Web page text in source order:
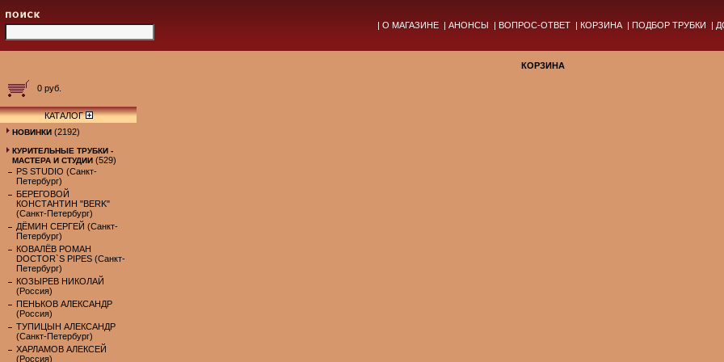
| О МАГАЗИНЕ | АНОНСЫ | ВОПРОС-ОТВЕТ | КОРЗИНА | ПОДБОР ТРУБКИ |
КОРЗИНА
0 руб.
КАТАЛОГ
НОВИНКИ (2192)
КУРИТЕЛЬНЫЕ ТРУБКИ -
МАСТЕРА И СТУДИИ (529)
PS STUDIO (Санкт-
Петербург)
БЕРЕГОВОЙ
КОНСТАНТИН "BERK"
(Санкт-Петербург)
ДЁМИН СЕРГЕЙ (Санкт-
Петербург)
КОВАЛЁВ РОМАН
DOCTOR`S PIPES (Санкт-
Петербург)
КОЗЫРЕВ НИКОЛАЙ
(Россия)
ПЕНЬКОВ АЛЕКСАНДР
(Россия)
ТУПИЦЫН АЛЕКСАНДР
(Санкт-Петербург)
ХАРЛАМОВ АЛЕКСЕЙ
(Россия)